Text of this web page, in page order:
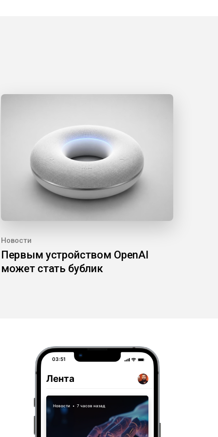
Новости
Первым устройством OpenAI
может стать бублик
03:51
Лента
Новости • 7 часов назад